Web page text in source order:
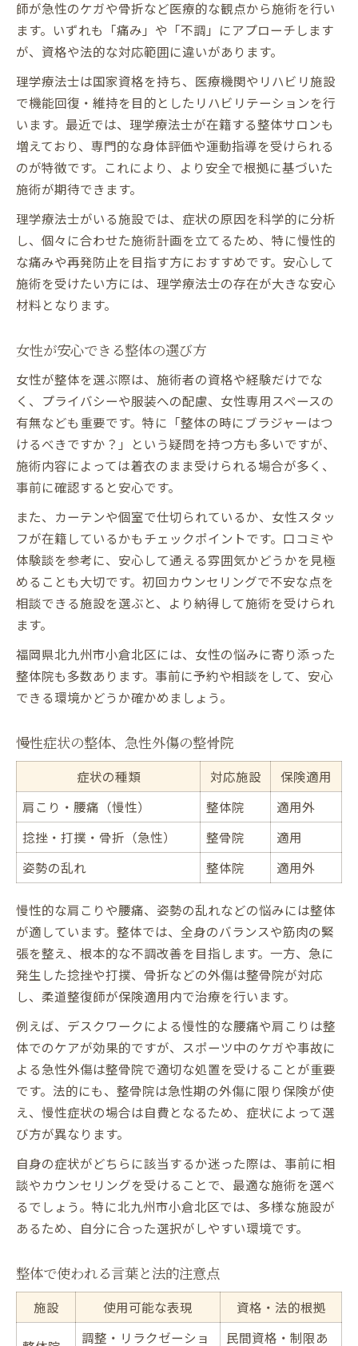
師が急性のケガや骨折など医療的な観点から施術を行い
ます。いずれも「痛み」や「不調」にアプローチします
が、資格や法的な対応範囲に違いがあります。
理学療法士は国家資格を持ち、医療機関やリハビリ施設
で機能回復・維持を目的としたリハビリテーションを行
います。最近では、理学療法士が在籍する整体サロンも
増えており、専門的な身体評価や運動指導を受けられる
のが特徴です。これにより、より安全で根拠に基づいた
施術が期待できます。
理学療法士がいる施設では、症状の原因を科学的に分析
し、個々に合わせた施術計画を立てるため、特に慢性的
な痛みや再発防止を目指す方におすすめです。安心して
施術を受けたい方には、理学療法士の存在が大きな安心
材料となります。
女性が安心できる整体の選び方
女性が整体を選ぶ際は、施術者の資格や経験だけでな
く、プライバシーや服装への配慮、女性専用スペースの
有無なども重要です。特に「整体の時にブラジャーはつ
けるべきですか？」という疑問を持つ方も多いですが、
施術内容によっては着衣のまま受けられる場合が多く、
事前に確認すると安心です。
また、カーテンや個室で仕切られているか、女性スタッ
フが在籍しているかもチェックポイントです。口コミや
体験談を参考に、安心して通える雰囲気かどうかを見極
めることも大切です。初回カウンセリングで不安な点を
相談できる施設を選ぶと、より納得して施術を受けられ
ます。
福岡県北九州市小倉北区には、女性の悩みに寄り添った
整体院も多数あります。事前に予約や相談をして、安心
できる環境かどうか確かめましょう。
慢性症状の整体、急性外傷の整骨院
症状の種類 対応施設
保険適用
肩こり・腰痛（慢性）
整体院
適用外
捻挫・打撲・骨折（急性）
整骨院
適用
姿勢の乱れ
整体院 適用外
慢性的な肩こりや腰痛、姿勢の乱れなどの悩みには整体
が適しています。整体では、全身のバランスや筋肉の緊
張を整え、根本的な不調改善を目指します。一方、急に
発生した捻挫や打撲、骨折などの外傷は整骨院が対応
し、柔道整復師が保険適用内で治療を行います。
例えば、デスクワークによる慢性的な腰痛や肩こりは整
体でのケアが効果的ですが、スポーツ中のケガや事故に
よる急性外傷は整骨院で適切な処置を受けることが重要
です。法的にも、整骨院は急性期の外傷に限り保険が使
え、慢性症状の場合は自費となるため、症状によって選
び方が異なります。
自身の症状がどちらに該当するか迷った際は、事前に相
談やカウンセリングを受けることで、最適な施術を選べ
るでしょう。特に北九州市小倉北区では、多様な施設が
あるため、自分に合った選択がしやすい環境です。
整体で使われる言葉と法的注意点
施設 使用可能な表現 資格・法的根拠
調整・リラクゼーショ
民間資格・制限あ